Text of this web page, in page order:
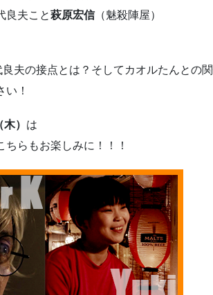
良夫こと萩原宏信（魅殺陣屋）
良夫の接点とは？そしてカオルたんとの
い！
） は
らもお楽しみに！！！